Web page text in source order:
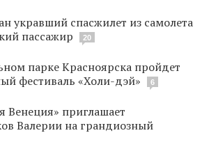
укравший спасжилет из самолета
пассажир
20
парке Красноярска пройдет
фестиваль «Холи-дэй»
6
Венеция» приглашает
Валерии на грандиозный